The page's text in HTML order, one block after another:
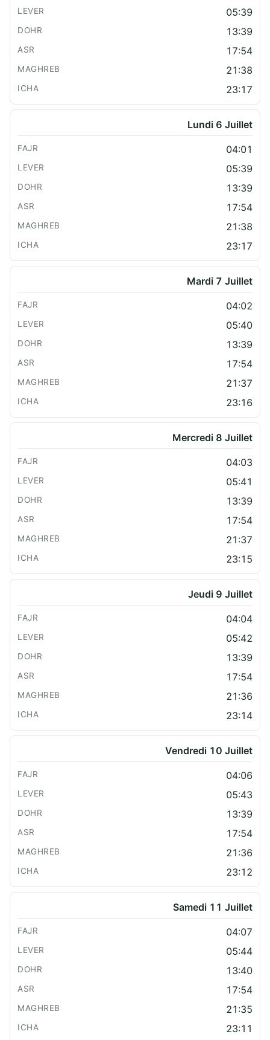
05:39
13:39
17:54
21:38
23:17
Lundi 6 Juillet
04:01
05:39
13:39
17:54
21:38
23:17
Mardi 7 Juillet
04:02
05:40
13:39
17:54
21:37
23:16
Mercredi 8 Juillet
04:03
05:41
13:39
17:54
21:37
23:15
Jeudi 9 Juillet
04:04
05:42
13:39
17:54
21:36
23:14
Vendredi 10 Juillet
04:06
05:43
13:39
17:54
21:36
23:12
Samedi 11 Juillet
04:07
05:44
13:40
17:54
21:35
23:11